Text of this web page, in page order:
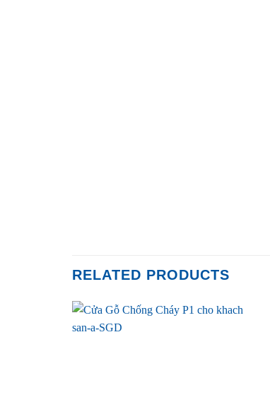
RELATED PRODUCTS